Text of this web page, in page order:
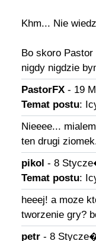
Khm... Nie
Bo skoro
nigdy nigdzie
PastorFX- 19
Temat postu:
Nieeee...
ten drugi
pikol - 8
Temat postu:
heeej! a moze
tworzenie gry?
petr- 8